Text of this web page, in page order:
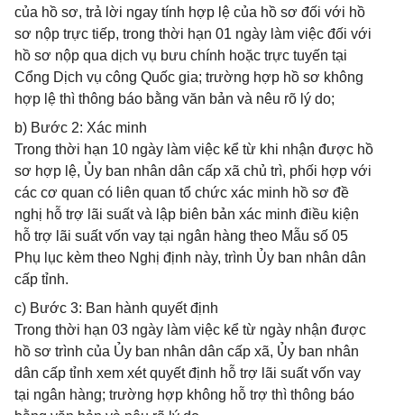
của hồ sơ, trả lời ngay tính hợp lệ của hồ sơ đối với hồ
sơ nộp trực tiếp, trong thời hạn 01 ngày làm việc đối với
hồ sơ nộp qua dịch vụ bưu chính hoặc trực tuyến tại
Cổng Dịch vụ công Quốc gia; trường hợp hồ sơ không
hợp lệ thì thông báo bằng văn bản và nêu rõ lý do;
b) Bước 2: Xác minh
Trong thời hạn 10 ngày làm việc kể từ khi nhận được hồ
sơ hợp lệ, Ủy ban nhân dân cấp xã chủ trì, phối hợp với
các cơ quan có liên quan tổ chức xác minh hồ sơ đề
nghị hỗ trợ lãi suất và lập biên bản xác minh điều kiện
hỗ trợ lãi suất vốn vay tại ngân hàng theo Mẫu số 05
Phụ lục kèm theo Nghị định này, trình Ủy ban nhân dân
cấp tỉnh.
c) Bước 3: Ban hành quyết định
Trong thời hạn 03 ngày làm việc kể từ ngày nhận được
hồ sơ trình của Ủy ban nhân dân cấp xã, Ủy ban nhân
dân cấp tỉnh xem xét quyết định hỗ trợ lãi suất vốn vay
tại ngân hàng; trường hợp không hỗ trợ thì thông báo